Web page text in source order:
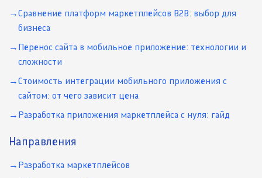
Сравнение платформ маркетплейсов B2B: выбор для
бизнеса
Перенос сайта в мобильное приложение: технологии и
сложности
Стоимость интеграции мобильного приложения с
сайтом: от чего зависит цена
Разработка приложения маркетплейса с нуля: гайд
Направления
Разработка маркетплейсов